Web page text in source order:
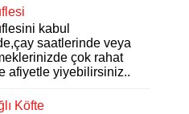
kabul
saatlerinde veya
çok rahat
afiyetle yiyebilirsiniz..
Köfte